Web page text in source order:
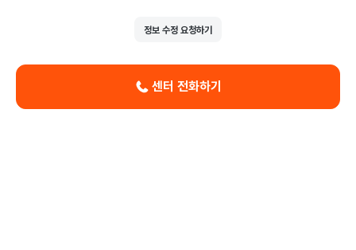
정보 수정 요청하기
센터 전화하기